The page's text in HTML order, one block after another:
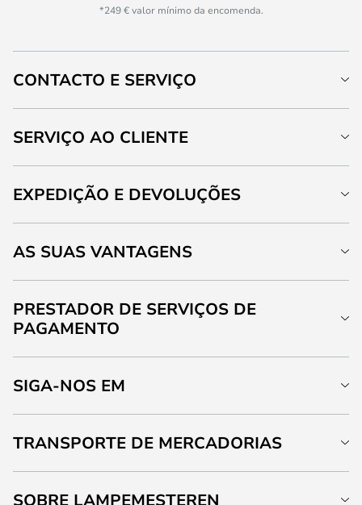
*249 € valor mínimo da encomenda.
CONTACTO E SERVIÇO
SERVIÇO AO CLIENTE
EXPEDIÇÃO E DEVOLUÇÕES
AS SUAS VANTAGENS
PRESTADOR DE SERVIÇOS DE
PAGAMENTO
SIGA-NOS EM
TRANSPORTE DE MERCADORIAS
SOBRE LAMPEMESTEREN